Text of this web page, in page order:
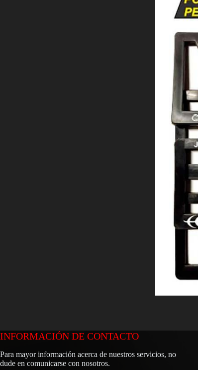
INFORMACIÓN DE CONTACTO
Para mayor información acerca de nuestros servicios, no
dude en comunicarse con nosotros.